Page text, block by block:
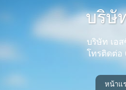
บริษั
บริษัท เอ
โทรติดต่อ
หน้าแ